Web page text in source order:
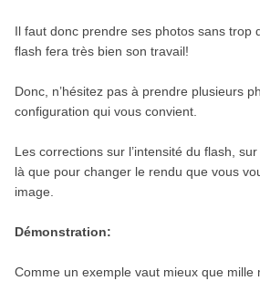
Il faut donc prendre ses photos sans trop
flash fera très bien son travail!
Donc, n’hésitez pas à prendre plusieurs
configuration qui vous convient.
Les corrections sur l’intensité du flash,
là que pour changer le rendu que vous
image.
Démonstration:
Comme un exemple vaut mieux que mille